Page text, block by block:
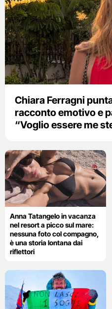
Chiara Ferragni
racconto emotivo e
“Voglio essere me
Anna Tatangelo in vacanza
nel resort a picco sul mare:
nessuna foto col compagno,
è una storia lontana dai
riflettori